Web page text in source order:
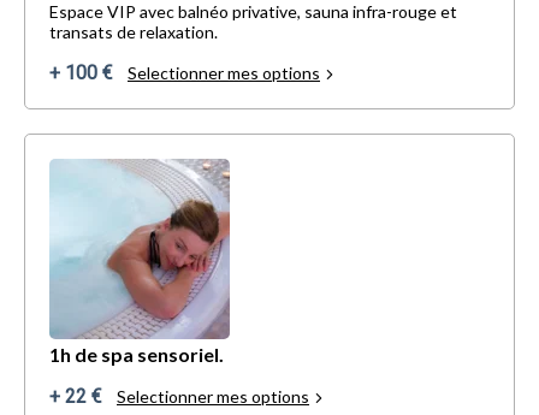
Espace VIP avec balnéo privative, sauna infra-rouge et
transats de relaxation.
+ 100 € Selectionner mes options
1h de spa sensoriel.
+ 22 €
Selectionner mes options